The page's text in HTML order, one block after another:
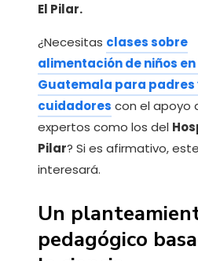
El Pilar.
¿Necesitas clases sobre
alimentación de niños
Guatemala para padres
cuidadores con el apoyo
expertos como los del
Pilar? Si es afirmativo,
interesará.
Un
pedagógico